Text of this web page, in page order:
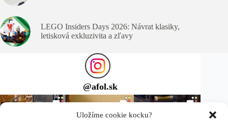
Uložíme cookie kocku?
LEGO Insiders Days 2026: Návrat klasiky,
letisková exkluzivita a zľavy
@afol.sk